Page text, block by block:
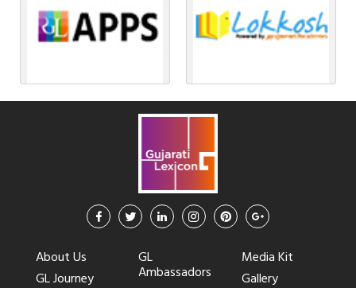
About Us
GL Journey
GL
Ambassadors
Media Kit
Gallery